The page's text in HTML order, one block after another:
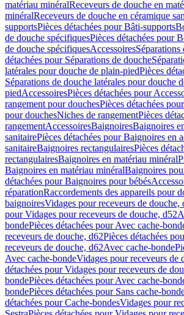
matériau minéralReceveurs de douche en
minéralReceveurs de douche en céramique
supportsPièces détachées pour Bâti-supports
de douche spécifiquesPièces détachées pour
de douche spécifiquesAccessoiresSéparations
détachées pour Séparations de douche
latérales pour douche de plain-piedPièces
Séparations de douche latérales pour douche
piedAccessoiresPièces détachées pour
rangement pour douchesPièces détachées
pour douchesNiches de rangementPièces
rangementAccessoiresBaignoiresBaignoires
sanitairePièces détachées pour Baignoires en
sanitaireBaignoires rectangulairesPièces
rectangulairesBaignoires en matériau minéral
Baignoires en matériau minéralBaignoires
détachées pour Baignoires pour bébés
réparationRaccordements des appareils pour
baignoiresVidages pour receveurs de douche,
pour Vidages pour receveurs de douche, d52
bondePièces détachées pour Avec cache-
receveurs de douche, d62Pièces détachées
receveurs de douche, d62Avec cache-bonde
Avec cache-bondeVidages pour receveurs de
détachées pour Vidages pour receveurs de
bondePièces détachées pour Avec cache-
bondePièces détachées pour Sans cache-
détachées pour Cache-bondesVidages pour